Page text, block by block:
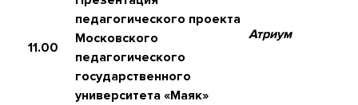
11.00
педагогического проекта
Московского
педагогического
государственного
университета «Маяк»
Атриум